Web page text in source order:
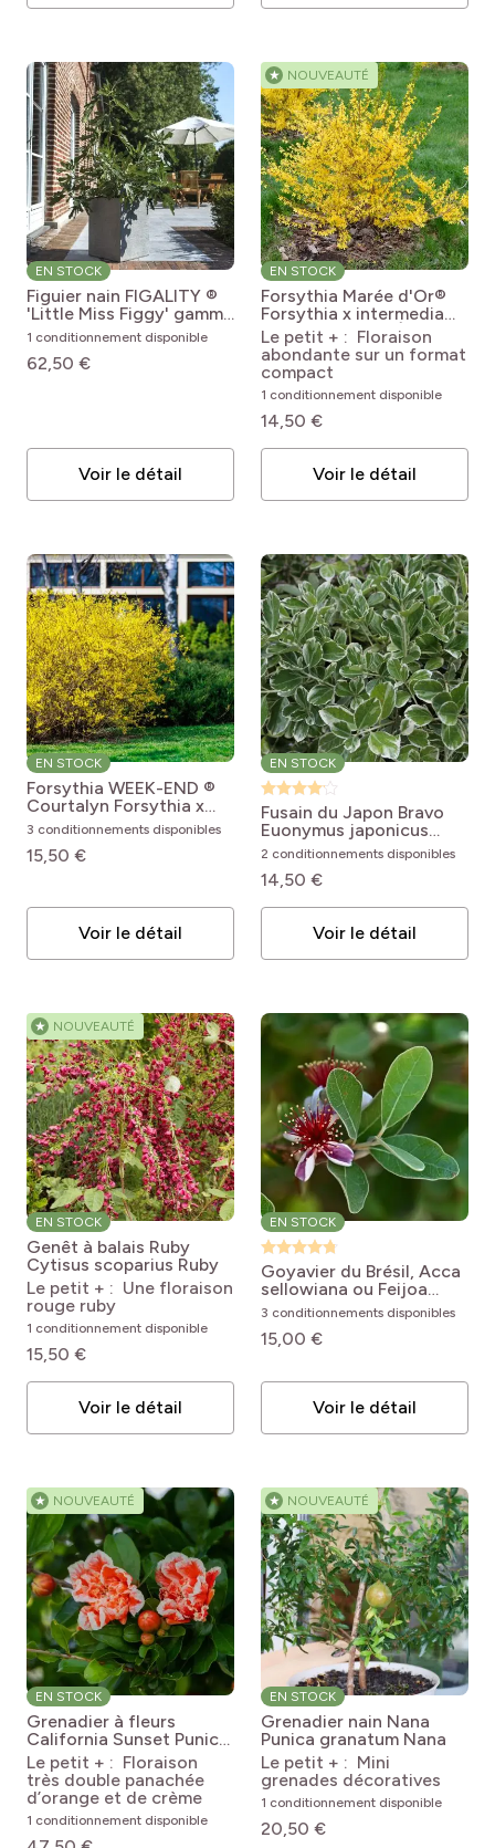
EN STOCK
Figuier nain FIGALITY ®
'Little Miss Figgy' gamme
FRUITALITY ® Ficus
carica Figality 'Majoam'
1 conditionnement disponible
62,50 €
Voir le détail
★ NOUVEAUTÉ
EN STOCK
Forsythia Marée d'Or®
Forsythia x intermedia
'Courtasol' MARÉE
D'OR®
Le petit + : Floraison
abondante sur un format
compact
1 conditionnement disponible
14,50 €
Voir le détail
EN STOCK
Forsythia WEEK-END ®
Courtalyn Forsythia x
intermedia Week-end
3 conditionnements disponibles
15,50 €
Voir le détail
EN STOCK
Fusain du Japon Bravo
Euonymus japonicus
Bravo
2 conditionnements disponibles
14,50 €
Voir le détail
★ NOUVEAUTÉ
EN STOCK
Genêt à balais Ruby
Cytisus scoparius Ruby
Le petit + : Une floraison
rouge ruby
1 conditionnement disponible
15,50 €
Voir le détail
EN STOCK
Goyavier du Brésil, Acca
sellowiana ou Feijoa
sellowiana Acca
sellowiana
3 conditionnements disponibles
15,00 €
Voir le détail
★ NOUVEAUTÉ
EN STOCK
Grenadier à fleurs
California Sunset Punica
granatum California
Sunset
Le petit + : Floraison
très double panachée
d’orange et de crème
1 conditionnement disponible
★ NOUVEAUTÉ
EN STOCK
Grenadier nain Nana
Punica granatum Nana
Le petit + : Mini
grenades décoratives
1 conditionnement disponible
20,50 €